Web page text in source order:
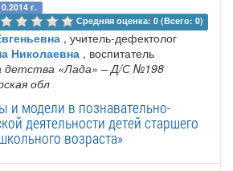
г.
Средняя оценка: 0 (Всего: 0)
, учитель-дефектолог
Николаевна , воспитатель
«Лада» – Д/С №198
обл
и модели в познавательно-
деятельности детей старшего
возраста»